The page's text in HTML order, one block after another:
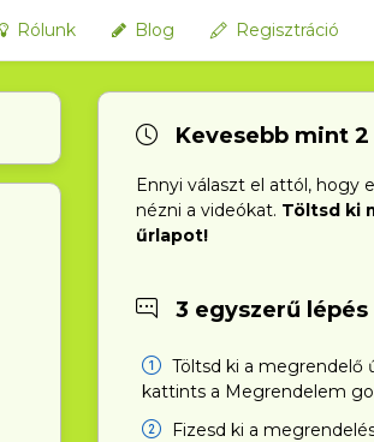
Rólunk Blog Regisztráció
Kevesebb mint 2
Ennyi választ el attól, hogy
nézni a videókat. Töltsd ki
űrlapot!
3 egyszerű lépés
Töltsd ki a megrendelő
kattints a Megrendelem
Fizesd ki a